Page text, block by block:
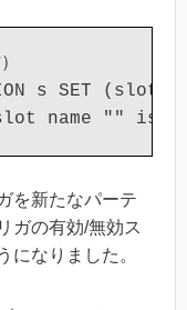
s SET
を新たなパーテ
ガの有効/無効ス
になりました。